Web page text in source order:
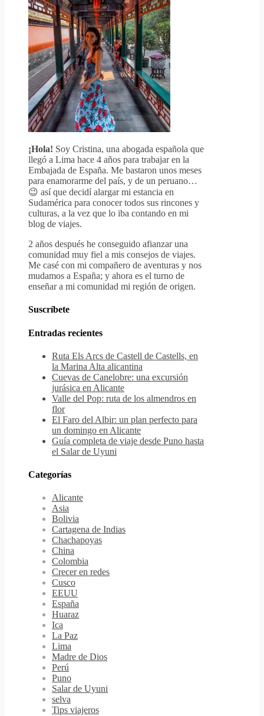
¡Hola! Soy Cristina, una abogada española que
llegó a Lima hace 4 años para trabajar en la
Embajada de España. Me bastaron unos meses
para enamorarme del país, y de un peruano…
😉 así que decidí alargar mi estancia en
Sudamérica para conocer todos sus rincones y
culturas, a la vez que lo iba contando en mi
blog de viajes.
2 años después he conseguido afianzar una
comunidad muy fiel a mis consejos de viajes.
Me casé con mi compañero de aventuras y nos
mudamos a España; y ahora es el turno de
enseñar a mi comunidad mi región de origen.
Suscríbete
Entradas recientes
Ruta Els Arcs de Castell de Castells, en
la Marina Alta alicantina
Cuevas de Canelobre: una excursión
jurásica en Alicante
Valle del Pop: ruta de los almendros en
flor
El Faro del Albir: un plan perfecto para
un domingo en Alicante
Guía completa de viaje desde Puno hasta
el Salar de Uyuni
Categorías
Alicante
Asia
Bolivia
Cartagena de Indias
Chachapoyas
China
Colombia
Crecer en redes
Cusco
EEUU
España
Huaraz
Ica
La Paz
Lima
Madre de Dios
Perú
Puno
Salar de Uyuni
selva
Tips viajeros